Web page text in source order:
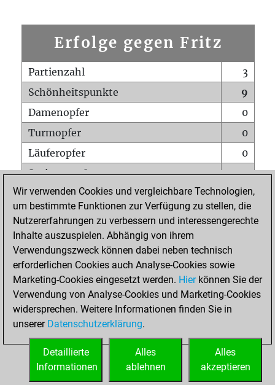
Erfolge gegen Fritz
Partienzahl
3
Schönheitspunkte
9
Damenopfer
0
Turmopfer
0
Läuferopfer
0
Springeropfer
3
Bauernopfer
0
Matt auf vollem Brett
0
Bauer setzt Matt
Erstickte Matts
Unterverwandlungen
0
Türme auf der siebten
0
STARTSEITE
Wir verwenden Cookies und vergleichbare Technologien,
um bestimmte Funktionen zur Verfügung zu stellen, die
Nutzererfahrungen zu verbessern und interessengerechte
Inhalte auszuspielen. Abhängig von ihrem
Verwendungszweck können dabei neben technisch
erforderlichen Cookies auch Analyse-Cookies sowie
Marketing-Cookies eingesetzt werden. Hierkönnen Sie der
Verwendung von Analyse-Cookies und Marketing-Cookies
widersprechen. Weitere Informationen finden Sie in
unserer Datenschutzerklärung.
Alles
akzeptieren
Alles
ablehnen
Detaillierte
Informationen